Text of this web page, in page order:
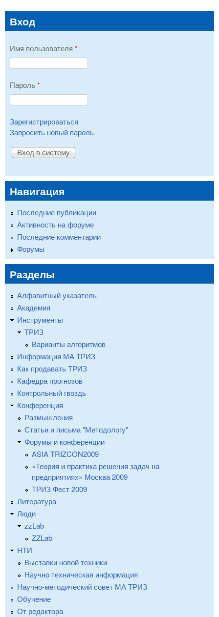
Вход
Имя пользователя *
Пароль *
Зарегистрироваться
Запросить новый пароль
Навигация
Последние публикации
Активность на форуме
Последние комментарии
Форумы
Разделы
Алфавитный указатель
Академия
Инструменты
ТРИЗ
Варианты алгоритмов
Информация МА ТРИЗ
Как продавать ТРИЗ
Кафедра прогнозов
Контрольный гвоздь
Конференция
Размышления
Статьи и письма "Методологу"
Форумы и конференции
ASIA TRIZCON2009
«Теория и практика решения задач на
предприятиях» Москва 2009
ТРИЗ Фест 2009
Литература
Люди
zzLab
ZZLab
НТИ
Выставки новой техники
Научно техническая информация
Научно-методический совет МА ТРИЗ
Обучение
От редактора